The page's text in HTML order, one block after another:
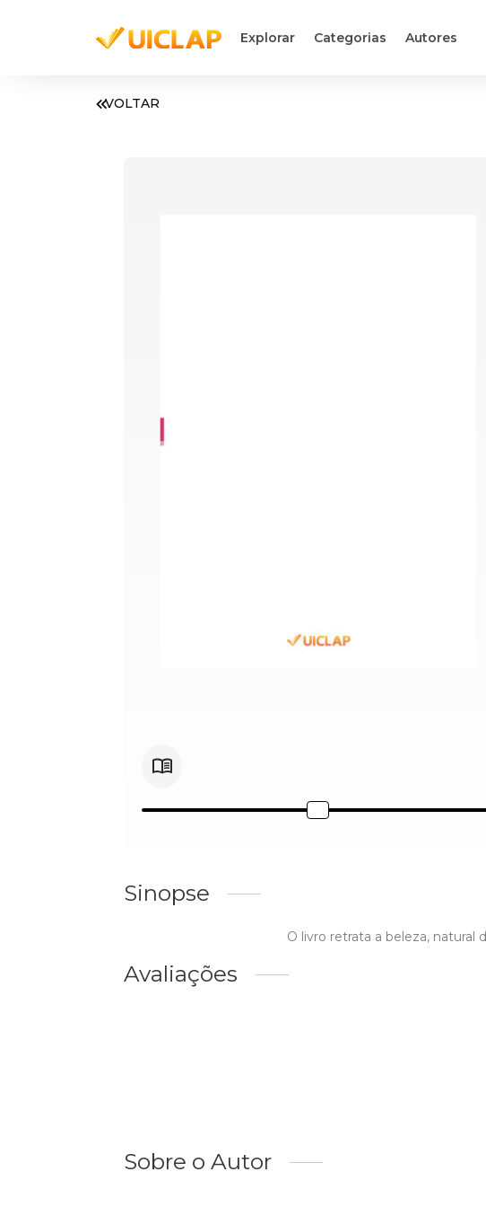
Explorar Categorias Autores
VOLTAR
Sinopse
O livro retrata a beleza, natural
Avaliações
Sobre o Autor